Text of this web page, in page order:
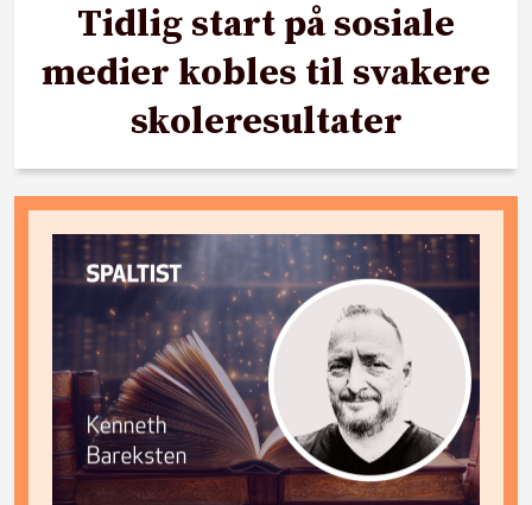
Tidlig start på sosiale
medier kobles til svakere
skoleresultater